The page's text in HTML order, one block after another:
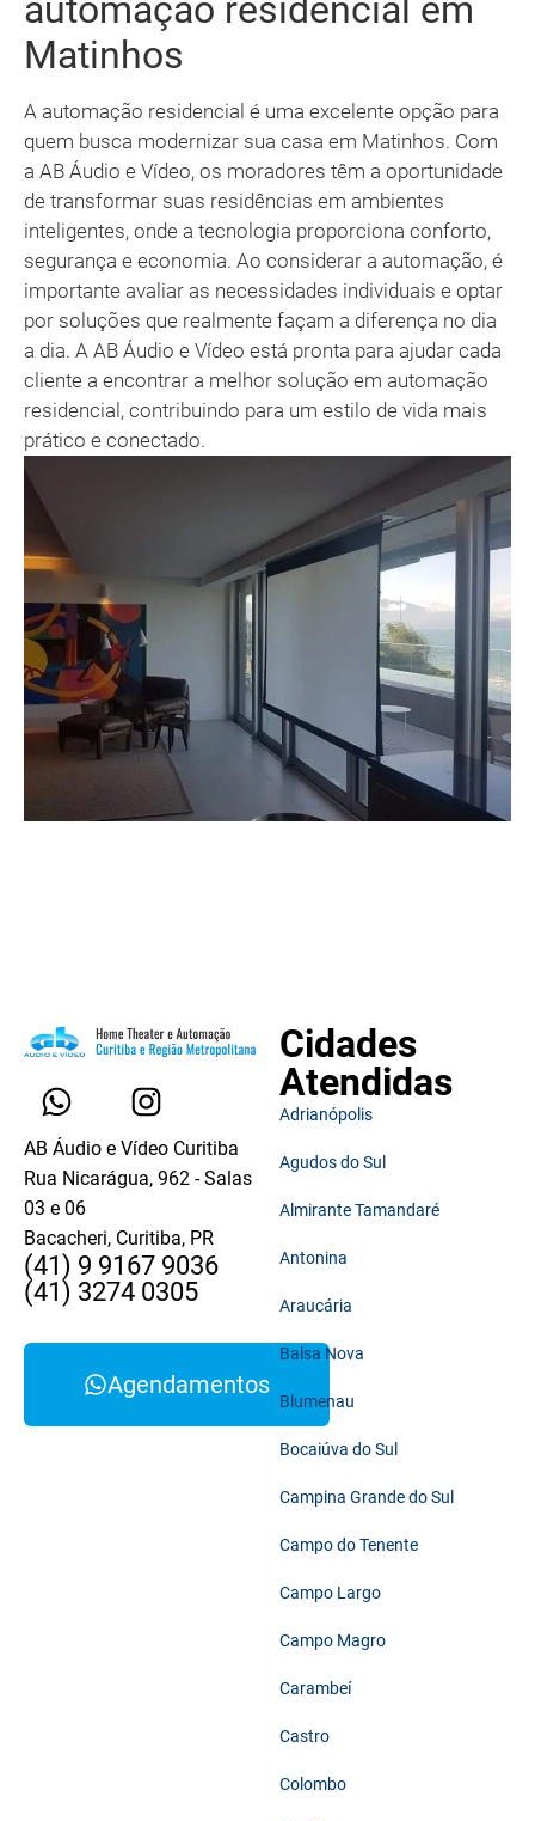
automação residencial em
Matinhos
A automação residencial é uma excelente opção para
quem busca modernizar sua casa em Matinhos. Com
a AB Áudio e Vídeo, os moradores têm a oportunidade
de transformar suas residências em ambientes
inteligentes, onde a tecnologia proporciona conforto,
segurança e economia. Ao considerar a automação, é
importante avaliar as necessidades individuais e optar
por soluções que realmente façam a diferença no dia
a dia. A AB Áudio e Vídeo está pronta para ajudar cada
cliente a encontrar a melhor solução em automação
residencial, contribuindo para um estilo de vida mais
prático e conectado.
AB Áudio e Vídeo Curitiba
Rua Nicarágua, 962 - Salas
03 e 06
Bacacheri, Curitiba, PR
(41) 9 9167 9036
(41) 3274 0305
Agendamentos
Cidades
Atendidas
Adrianópolis
Agudos do Sul
Almirante Tamandaré
Antonina
Araucária
Balsa Nova
Blumenau
Bocaiúva do Sul
Campina Grande do Sul
Campo do Tenente
Campo Largo
Campo Magro
Carambeí
Castro
Colombo